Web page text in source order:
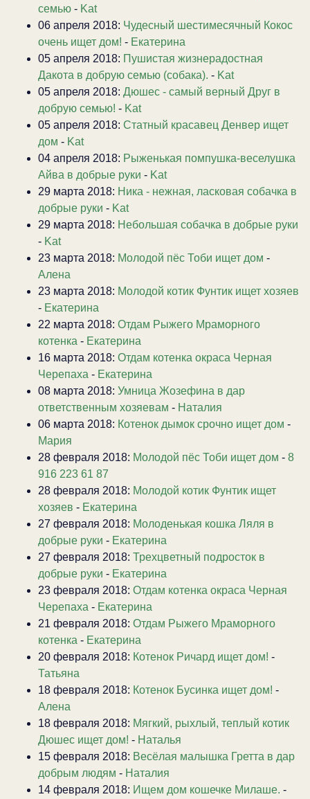
семью - Kat
06 апреля 2018: Чудесный шестимесячный Кокос
очень ищет дом! - Екатерина
05 апреля 2018: Пушистая жизнерадостная
Дакота в добрую семью (собака). - Kat
05 апреля 2018: Дюшес - самый верный Друг в
добрую семью! - Kat
05 апреля 2018: Статный красавец Денвер ищет
дом - Kat
04 апреля 2018: Рыженькая помпушка-веселушка
Айва в добрые руки - Kat
29 марта 2018: Ника - нежная, ласковая собачка в
добрые руки - Kat
29 марта 2018: Небольшая собачка в добрые руки
- Kat
23 марта 2018: Молодой пёс Тоби ищет дом -
Алена
23 марта 2018: Молодой котик Фунтик ищет хозяев
- Екатерина
22 марта 2018: Отдам Рыжего Мраморного
котенка - Екатерина
16 марта 2018: Отдам котенка окраса Черная
Черепаха - Екатерина
08 марта 2018: Умница Жозефина в дар
ответственным хозяевам - Наталия
06 марта 2018: Котенок дымок срочно ищет дом -
Мария
28 февраля 2018: Молодой пёс Тоби ищет дом - 8
916 223 61 87
28 февраля 2018: Молодой котик Фунтик ищет
хозяев - Екатерина
27 февраля 2018: Молоденькая кошка Ляля в
добрые руки - Екатерина
27 февраля 2018: Трехцветный подросток в
добрые руки - Екатерина
23 февраля 2018: Отдам котенка окраса Черная
Черепаха - Екатерина
21 февраля 2018: Отдам Рыжего Мраморного
котенка - Екатерина
20 февраля 2018: Котенок Ричард ищет дом! -
Татьяна
18 февраля 2018: Котенок Бусинка ищет дом! -
Алена
18 февраля 2018: Мягкий, рыхлый, теплый котик
Дюшес ищет дом! - Наталья
15 февраля 2018: Весёлая малышка Гретта в дар
добрым людям - Наталия
14 февраля 2018: Ищем дом кошечке Милаше. -